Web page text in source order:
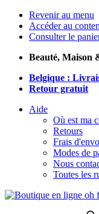
Revenir au menu
Accéder au
Consulter le
Beauté, Maison
Belgique :
Retour gratuit
Aide
Où est ma
Retours
Frais
Modes de
Nous
Toutes les